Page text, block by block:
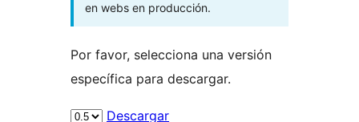
en webs en producción.
Por favor, selecciona una versión
específica para descargar.
Descargar